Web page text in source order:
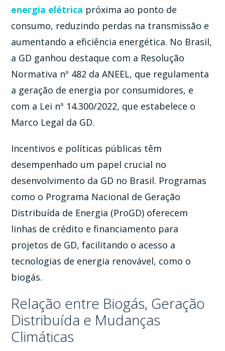
energia elétrica próxima ao ponto de
consumo, reduzindo perdas na transmissão e
aumentando a eficiência energética. No Brasil,
a GD ganhou destaque com a Resolução
Normativa nº 482 da ANEEL, que regulamenta
a geração de energia por consumidores, e
com a Lei nº 14.300/2022, que estabelece o
Marco Legal da GD.
Incentivos e políticas públicas têm
desempenhado um papel crucial no
desenvolvimento da GD no Brasil. Programas
como o Programa Nacional de Geração
Distribuída de Energia (ProGD) oferecem
linhas de crédito e financiamento para
projetos de GD, facilitando o acesso a
tecnologias de energia renovável, como o
biogás.
Relação entre Biogás, Geração
Distribuída e Mudanças
Climáticas